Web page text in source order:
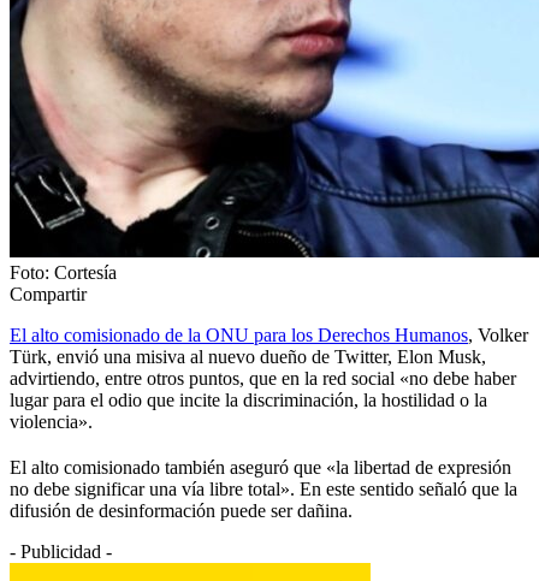
Foto: Cortesía
Compartir
El alto comisionado de la ONU para los Derechos Humanos, Volker
Türk, envió una misiva al nuevo dueño de Twitter, Elon Musk,
advirtiendo, entre otros puntos, que en la red social «no debe haber
lugar para el odio que incite la discriminación, la hostilidad o la
violencia».
El alto comisionado también aseguró que «la libertad de expresión
no debe significar una vía libre total». En este sentido señaló que la
difusión de desinformación puede ser dañina.
- Publicidad -